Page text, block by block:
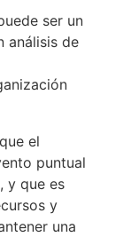
ser un
análisis de
el
puntual
y que es
y
una